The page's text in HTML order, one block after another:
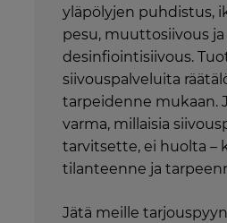
yläpölyjen puhdistus,
pesu, muuttosiivous ja
desinfiointisiivous.
siivouspalveluita
tarpeidenne mukaan.
varma, millaisia
tarvitsette, ei huolta –
tilanteenne ja
Jätä meille